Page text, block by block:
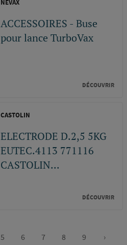
NEVAX
ACCESSOIRES - Buse
pour lance TurboVax
DÉCOUVRIR
CASTOLIN
ELECTRODE D.2,5 5KG
EUTEC.4113 771116
CASTOLIN...
DÉCOUVRIR
Page
5 Page
6 Page
7 Page
8 Page
9
Page
›